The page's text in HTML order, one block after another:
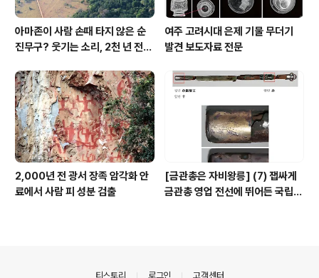
아마존이 사람 손때 타지 않은 순
진무구? 웃기는 소리, 2천 년 전에
여주 고려시대 은제 기물 무더기
발견 보도자료 전문
2,000년 전 광서 장족 암각화 안
료에서 사람 피 성분 검출
[금관총은 자비왕릉] (7) 잽싸게
금관총 영업 전선에 뛰어든 국립박
티스토리 로그인 고객센터